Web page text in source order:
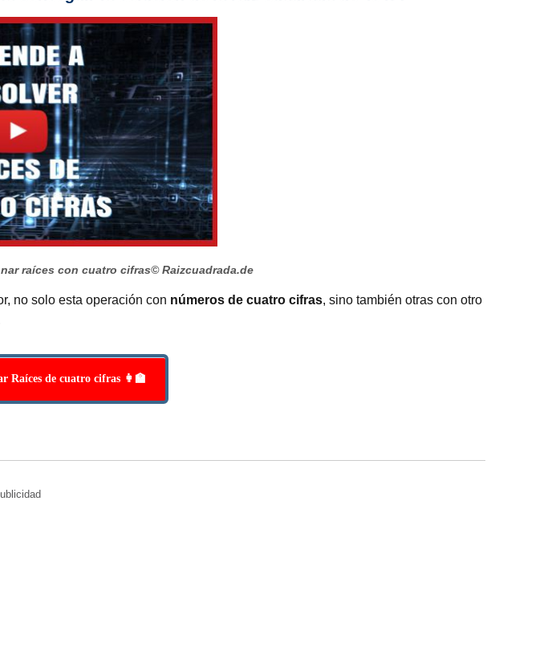
raíces con cuatro cifras© Raizcuadrada.de
no solo esta operación con números de cuatro cifras, sino también otras con otro
Raíces de cuatro cifras 👩‍🏫